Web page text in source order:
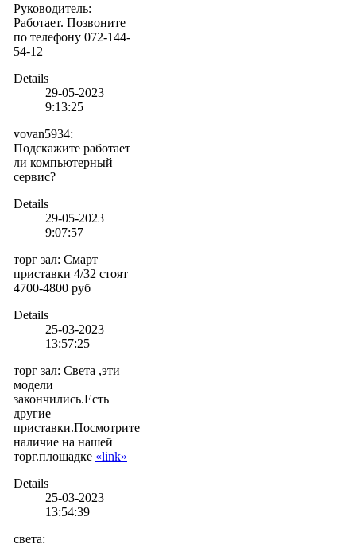
Руководитель:
Работает. Позвоните
по телефону 072-144-
54-12
Details
29-05-2023
9:13:25
vovan5934:
Подскажите работает
ли компьютерный
сервис?
Details
29-05-2023
9:07:57
торг зал: Смарт
приставки 4/32 стоят
4700-4800 руб
Details
25-03-2023
13:57:25
торг зал: Света ,эти
модели
закончились.Есть
другие
приставки.Посмотрите
наличие на нашей
торг.площадке «link»
Details
25-03-2023
13:54:39
света: